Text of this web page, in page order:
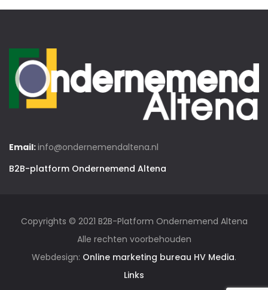
Email:info@ondernemendaltena.nl
B2B-platform Ondernemend Altena
Copyrights © 2021 B2B-Platform Ondernemend Altena
Alle rechten voorbehouden
Webdesign: Online marketing bureau HV Media.
Links